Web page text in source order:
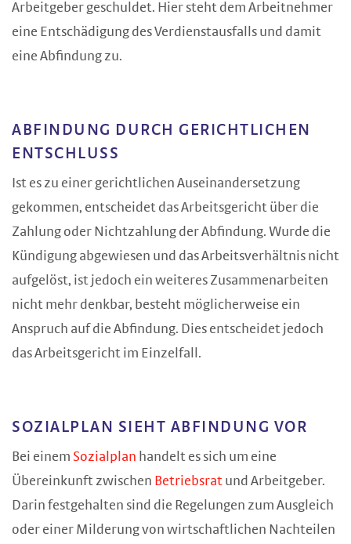
Arbeitgeber geschuldet. Hier steht dem Arbeitnehmer
eine Entschädigung des Verdienstausfalls und damit
eine Abfindung zu.
ABFINDUNG DURCH GERICHTLICHEN
ENTSCHLUSS
Ist es zu einer gerichtlichen Auseinandersetzung
gekommen, entscheidet das Arbeitsgericht über die
Zahlung oder Nichtzahlung der Abfindung. Wurde die
Kündigung abgewiesen und das Arbeitsverhältnis nicht
aufgelöst, ist jedoch ein weiteres Zusammenarbeiten
nicht mehr denkbar, besteht möglicherweise ein
Anspruch auf die Abfindung. Dies entscheidet jedoch
das Arbeitsgericht im Einzelfall.
SOZIALPLAN SIEHT ABFINDUNG VOR
Bei einem Sozialplan handelt es sich um eine
Übereinkunft zwischen Betriebsrat und Arbeitgeber.
Darin festgehalten sind die Regelungen zum Ausgleich
oder einer Milderung von wirtschaftlichen Nachteilen